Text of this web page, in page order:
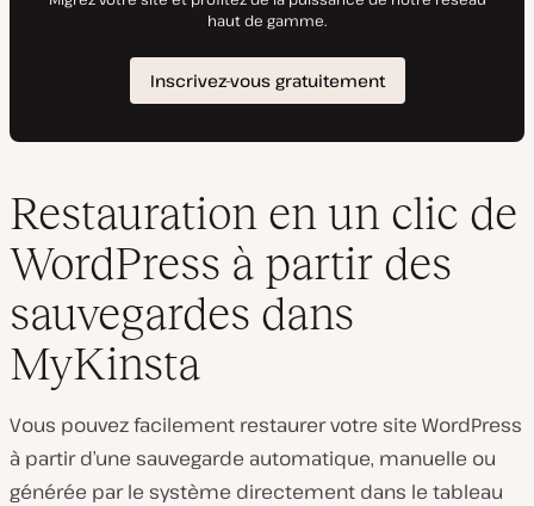
Restauration en un clic de
WordPress à partir des
sauvegardes dans
MyKinsta
Vous pouvez facilement restaurer votre site WordPress
à partir d’une sauvegarde automatique, manuelle ou
générée par le système directement dans le tableau